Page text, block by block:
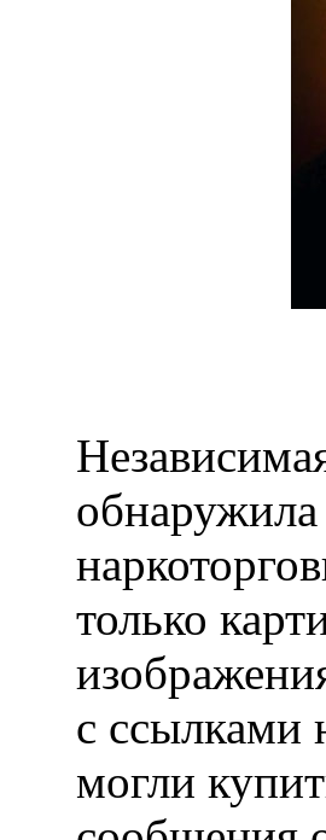
только
с ссылками
могли